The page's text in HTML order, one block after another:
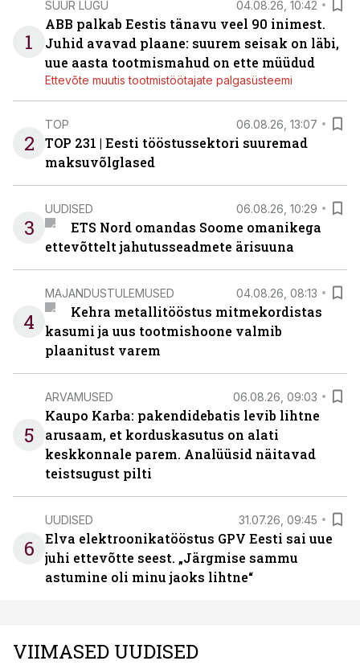
1
SUUR LUGU 04.08.26, 10:42
ABB palkab Eestis tänavu veel 90 inimest.
Juhid avavad plaane: suurem seisak on läbi,
uue aasta tootmismahud on ette müüdud
Ettevõte muutis tootmistöötajate palgasüsteemi
2
TOP 06.08.26, 13:07
TOP 231 | Eesti tööstussektori suuremad
maksuvõlglased
3
UUDISED 06.08.26, 10:29
ETS Nord omandas Soome omanikega
ettevõttelt jahutusseadmete ärisuuna
4
MAJANDUSTULEMUSED 04.08.26, 08:13
Kehra metallitööstus mitmekordistas
kasumi ja uus tootmishoone valmib
plaanitust varem
5
ARVAMUSED 06.08.26, 09:03
Kaupo Karba: pakendidebatis levib lihtne
arusaam, et korduskasutus on alati
keskkonnale parem. Analüüsid näitavad
teistsugust pilti
6
UUDISED 31.07.26, 09:45
Elva elektroonikatööstus GPV Eesti sai uue
juhi ettevõtte seest. „Järgmise sammu
astumine oli minu jaoks lihtne“
VIIMASED UUDISED